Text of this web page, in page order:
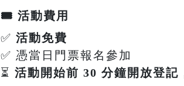
🎟️ 活動費用
✅ 活動免費
✅ 憑當日門票報名參加
⏳ 活動開始前 30 分鐘開放登記